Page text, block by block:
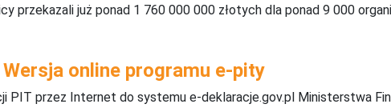
przekazali już ponad 1 760 000 000 złotych dla ponad 9 000
Wersja online programu e-pity
PIT przez Internet do systemu e-deklaracje.gov.pl Ministerstwa